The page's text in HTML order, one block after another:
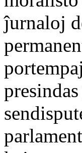
ĵurnaloj